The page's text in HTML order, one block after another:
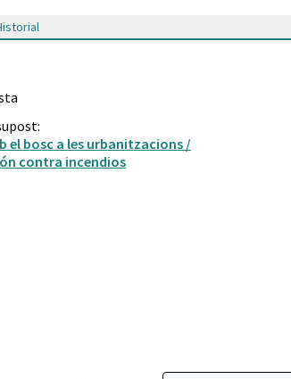
el bosc a les urbanitzacions /
contra incendios